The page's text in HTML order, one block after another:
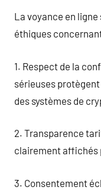
La voyance en
éthiques
1. Respect de la
sérieuses
des systèmes de
2. Transparence
clairement affichés
3. Consentement